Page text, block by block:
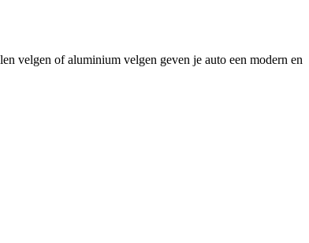
velgen of aluminium velgen geven je auto een modern en